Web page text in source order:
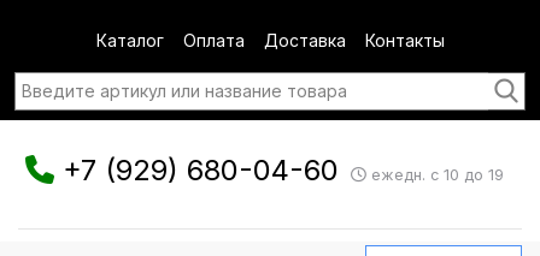
Каталог Оплата Доставка Контакты
+7 (929) 680-04-60 ежедн. с 10 до 19